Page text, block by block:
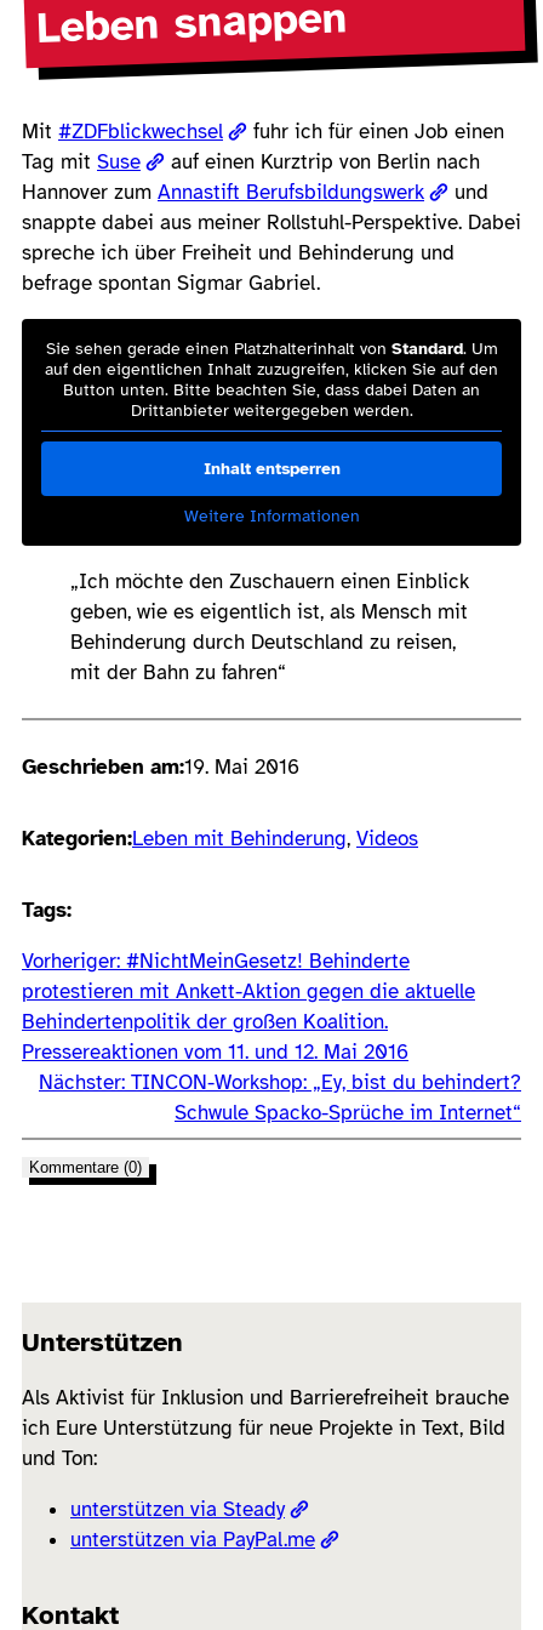
Leben snappen
Mit ‪ #‎ZDFblickwechsel
‬ fuhr ich für einen Job einen
Tag mit Suse
auf einen Kurztrip von Berlin nach
Hannover zum Annastift Berufsbildungswerk
und
snappte dabei aus meiner Rollstuhl-Perspektive. Dabei
spreche ich über Freiheit und Behinderung und
befrage spontan Sigmar Gabriel.
Sie sehen gerade einen Platzhalterinhalt von Standard. Um
auf den eigentlichen Inhalt zuzugreifen, klicken Sie auf den
Button unten. Bitte beachten Sie, dass dabei Daten an
Drittanbieter weitergegeben werden.
Inhalt entsperren
Weitere Informationen
„Ich möchte den Zuschauern einen Einblick
geben, wie es eigentlich ist, als Mensch mit
Behinderung durch Deutschland zu reisen,
mit der Bahn zu fahren“
Geschrieben am:19. Mai 2016
Kategorien:Leben mit Behinderung, Videos
Tags:
Vorheriger: #NichtMeinGesetz! Behinderte
protestieren mit Ankett-Aktion gegen die aktuelle
Behindertenpolitik der großen Koalition.
Pressereaktionen vom 11. und 12. Mai 2016
Nächster: TINCON-Workshop: „Ey, bist du behindert?
Schwule Spacko-Sprüche im Internet“
Kommentare (0)
Unterstützen
Als Aktivist für Inklusion und Barrierefreiheit brauche
ich Eure Unterstützung für neue Projekte in Text, Bild
und Ton:
unterstützen via Steady
unterstützen via PayPal.me
Kontakt